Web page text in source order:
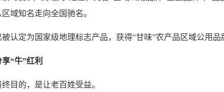
域知名走向全国驰名。
定为国家级地理标志产品，获得“甘味”农产品区域公用品
“牛”红利
的，是让老百姓受益。